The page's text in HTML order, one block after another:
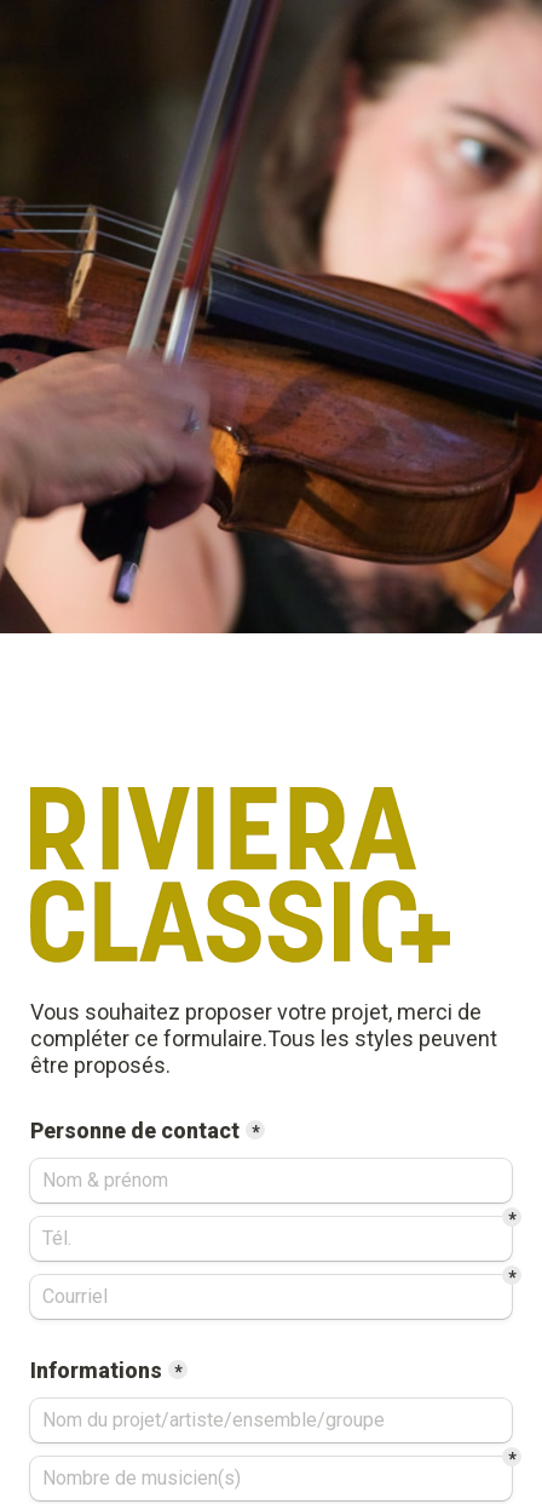
Vous souhaitez proposer votre projet, merci de
compléter ce formulaire.Tous les styles peuvent
être proposés.
Personne de contact *
*
*
Informations *
*